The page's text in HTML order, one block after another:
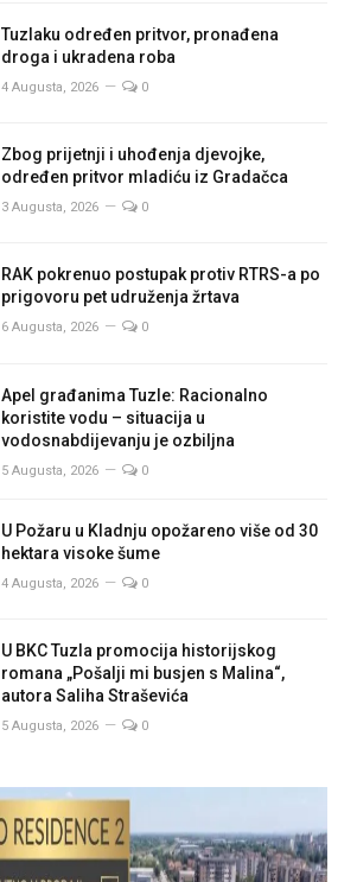
Tuzlaku određen pritvor, pronađena
droga i ukradena roba
4 Augusta, 2026 0
Zbog prijetnji i uhođenja djevojke,
određen pritvor mladiću iz Gradačca
3 Augusta, 2026 0
RAK pokrenuo postupak protiv RTRS-a po
prigovoru pet udruženja žrtava
6 Augusta, 2026 0
Apel građanima Tuzle: Racionalno
koristite vodu – situacija u
vodosnabdijevanju je ozbiljna
5 Augusta, 2026 0
U Požaru u Kladnju opožareno više od 30
hektara visoke šume
4 Augusta, 2026 0
U BKC Tuzla promocija historijskog
romana „Pošalji mi busjen s Malina“,
autora Saliha Straševića
5 Augusta, 2026 0